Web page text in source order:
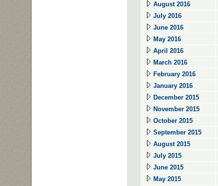
August 2016
July 2016
June 2016
May 2016
April 2016
March 2016
February 2016
January 2016
December 2015
November 2015
October 2015
September 2015
August 2015
July 2015
June 2015
May 2015